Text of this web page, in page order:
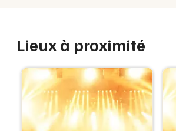
Lieux à proximité